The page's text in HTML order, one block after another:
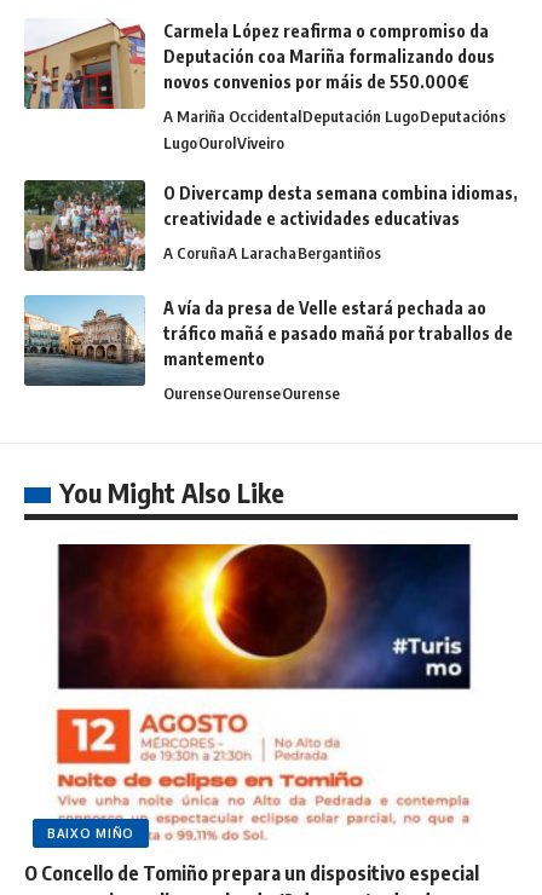
Carmela López reafirma o compromiso da
Deputación coa Mariña formalizando dous
novos convenios por máis de 550.000€
A Mariña OccidentalDeputación LugoDeputacións
LugoOurolViveiro
O Divercamp desta semana combina idiomas,
creatividade e actividades educativas
A CoruñaA LarachaBergantiños
A vía da presa de Velle estará pechada ao
tráfico mañá e pasado mañá por traballos de
mantemento
OurenseOurenseOurense
You Might Also Like
BAIXO MIÑO
O Concello de Tomiño prepara un dispositivo especial